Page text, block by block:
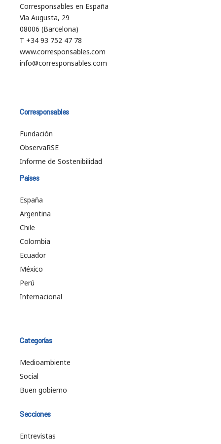
Corresponsables en España
Vía Augusta, 29
08006 (Barcelona)
T +34 93 752 47 78
www.corresponsables.com
info@corresponsables.com
Corresponsables
Fundación
ObservaRSE
Informe de Sostenibilidad
Países
España
Argentina
Chile
Colombia
Ecuador
México
Perú
Internacional
Categorías
Medioambiente
Social
Buen gobierno
Secciones
Entrevistas